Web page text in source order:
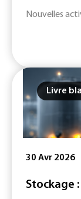
Nouvelles
Livre
30 Avr 2026
Stockage